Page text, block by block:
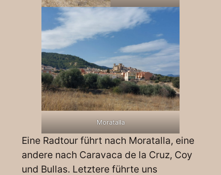
Moratalla
Eine Radtour führt nach Moratalla, eine
andere nach Caravaca de la Cruz, Coy
und Bullas. Letztere führte uns